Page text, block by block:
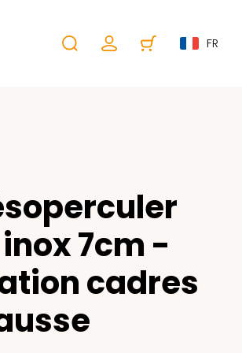
FR
7cm -
cadres